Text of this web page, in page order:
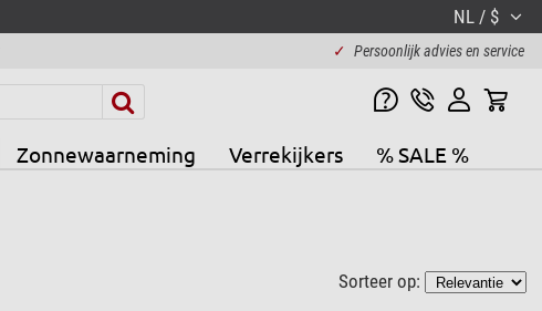
NL / $
✓ Persoonlijk advies en service
Zonnewaarneming Verrekijkers % SALE %
Sorteer op: